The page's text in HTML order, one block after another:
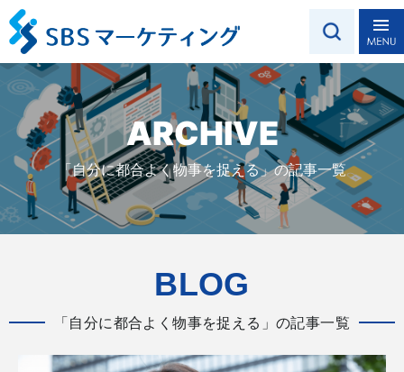
ARCHIVE
「自分に都合よく物事を捉える」の記事一覧
BLOG
「自分に都合よく物事を捉える」の記事一覧